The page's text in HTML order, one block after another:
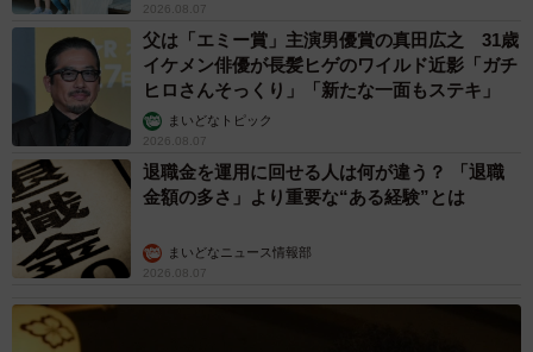
2026.08.07
父は「エミー賞」主演男優賞の真田広之 31歳
イケメン俳優が長髪ヒゲのワイルド近影「ガチ
ヒロさんそっくり」「新たな一面もステキ」
まいどなトピック
2026.08.07
退職金を運用に回せる人は何が違う？ 「退職
金額の多さ」より重要な“ある経験”とは
まいどなニュース情報部
2026.08.07